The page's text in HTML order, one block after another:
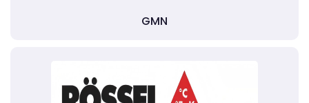
GMN